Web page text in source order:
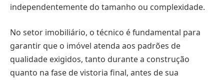
independentemente do tamanho ou complexidade.
No setor imobiliário, o técnico é fundamental para
garantir que o imóvel atenda aos padrões de
qualidade exigidos, tanto durante a construção
quanto na fase de vistoria final, antes de sua